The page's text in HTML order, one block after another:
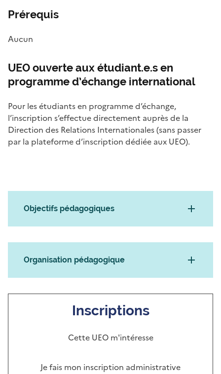
Prérequis
Aucun
UEO ouverte aux étudiant.e.s en
programme d’échange international
Pour les étudiants en programme d’échange,
l’inscription s’effectue directement auprès de la
Direction des Relations Internationales (sans passer
par la plateforme d’inscription dédiée aux UEO).
Objectifs pédagogiques
Organisation pédagogique
Inscriptions
Cette UEO m'intéresse
Je fais mon inscription administrative